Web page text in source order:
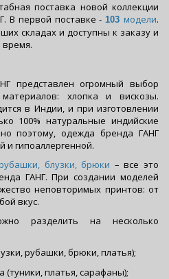
поставка новой коллекции
В первой поставке -103модели.
складах и доступны к заказу и
время.
представлен огромный выбор
хлопка и вискозы.
в Индии, и при изготовлении
100% натуральные индийские
поэтому, одежда бренда ГАНГ
и гипоаллергенной.
блузки, брюки – все это
ГАНГ. При создании моделей
неповторимых принтов: от
вкус.
разделить на несколько
рубашки, брюки, платья);
платья, сарафаны);